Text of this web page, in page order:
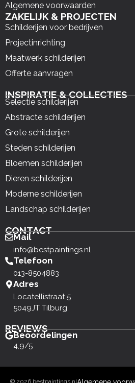
Algemene voorwaarden
ZAKELIJK & PROJECTEN
Schilderijen voor bedrijven
Projectinrichting
Maatwerk schilderijen
Offerte aanvragen
INSPIRATIE & COLLECTIES
Selectie schilderijen
Abstracte schilderijen
Grote schilderijen
Steden schilderijen
Bloemen schilderijen
Dieren schilderijen
Moderne schilderijen
Landschap schilderijen
CONTACT
Mail
info@bestpaintings.nl
Telefoon
013-8504883
Adres
Locatellistraat 5
5049JT Tilburg
REVIEWS
Beoordelingen
4,9/5